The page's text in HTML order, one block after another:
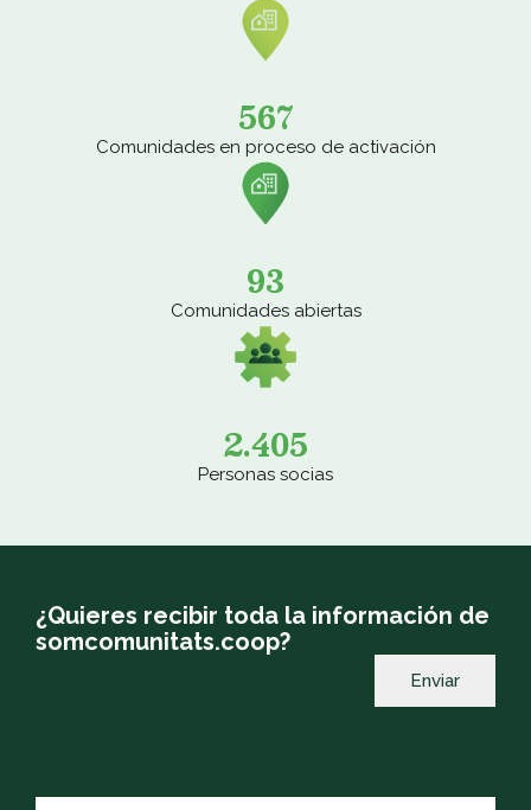
567
Comunidades en proceso de activación
93
Comunidades abiertas
2.405
Personas socias
¿Quieres recibir toda la información de
somcomunitats.coop?